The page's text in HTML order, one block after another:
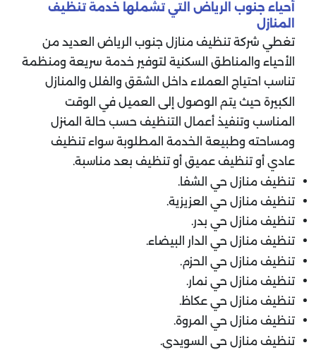
أحياء جنوب الرياض التي تشملها خدمة تنظيف
المنازل
تغطي شركة تنظيف منازل جنوب الرياض العديد من
الأحياء والمناطق السكنية لتوفير خدمة سريعة ومنظمة
تناسب احتياج العملاء داخل الشقق والفلل والمنازل
الكبيرة حيث يتم الوصول إلى العميل في الوقت
المناسب وتنفيذ أعمال التنظيف حسب حالة المنزل
ومساحته وطبيعة الخدمة المطلوبة سواء تنظيف
عادي أو تنظيف عميق أو تنظيف بعد مناسبة.
تنظيف منازل حي الشفا.
تنظيف منازل حي العزيزية.
تنظيف منازل حي بدر.
تنظيف منازل حي الدار البيضاء.
تنظيف منازل حي الحزم.
تنظيف منازل حي نمار.
تنظيف منازل حي عكاظ.
تنظيف منازل حي المروة.
تنظيف منازل حي السويدي.